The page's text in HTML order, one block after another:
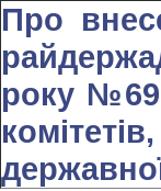
Про
року